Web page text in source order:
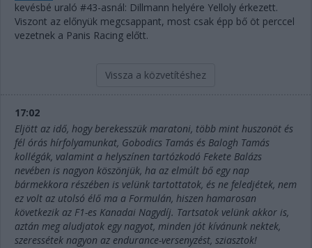
RETRO
EGYÉB
PODCAST
SHOP
LIVE
kevésbé uraló #43-asnál: Dillmann helyére Yelloly érkezett.
Viszont az előnyük megcsappant, most csak épp bő öt perccel
vezetnek a Panis Racing előtt.
Vissza a közvetítéshez
17:02
Eljött az idő, hogy berekesszük maratoni, több mint huszonöt és
fél órás hírfolyamunkat, Gobodics Tamás és Balogh Tamás
kollégák, valamint a helyszínen tartózkodó Fekete Balázs
nevében is nagyon köszönjük, ha az elmúlt bő egy nap
bármekkora részében is velünk tartottatok, és ne feledjétek, nem
ez volt az utolsó élő ma a Formulán, hiszen hamarosan
következik az F1-es Kanadai Nagydíj. Tartsatok velünk akkor is,
aztán meg aludjatok egy nagyot, minden jót kívánunk nektek,
szeressétek nagyon az endurance-versenyzést, sziasztok!